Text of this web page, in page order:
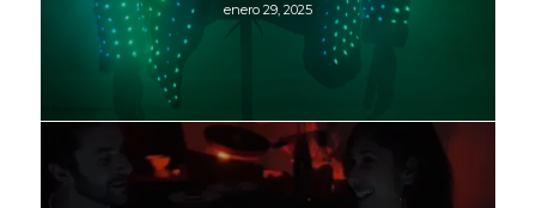
enero 29, 2025